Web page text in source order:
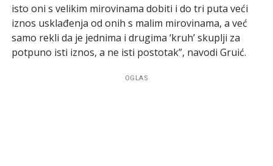
isto oni s velikim mirovinama dobiti i do tri puta veći
iznos usklađenja od onih s malim mirovinama, a već
samo rekli da je jednima i drugima ‘kruh’ skuplji za
potpuno isti iznos, a ne isti postotak”, navodi Gruić.
OGLAS